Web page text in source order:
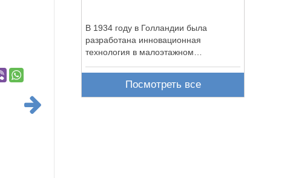
В 1934 году в Голландии была
разработана инновационная
технология в малоэтажном
Посмотреть все